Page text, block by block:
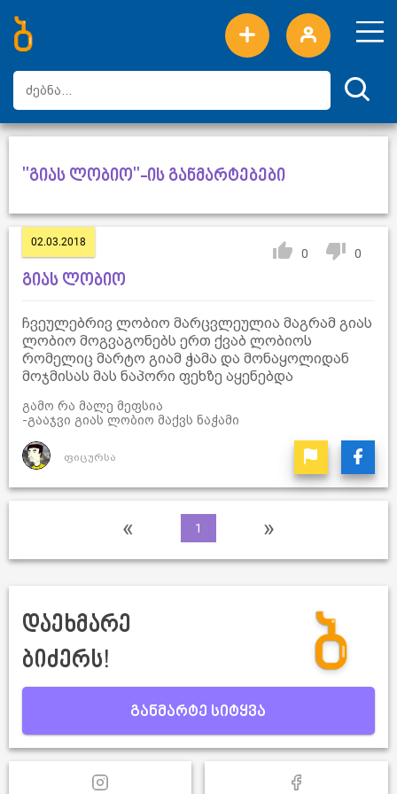
ახალი სიტყვები
ტოპ სიტყვები
დღის ტოპ სიტყვები
ტოპ მომხმარებლები
"გიას ლობიო"-ის განმარტებები
02.03.2018
0 0
გიას ლობიო
ჩვეულებრივ ლობიო მარცვლეულია მაგრამ გიას
ლობიო მოგვაგონებს ერთ ქვაბ ლობიოს
რომელიც მარტო გიამ ჭამა და მონაყოლიდან
მოჯმისას მას ნაპორი ფეხზე აყენებდა
გამო რა მალე მეფსია
-გააჯვი გიას ლობიო მაქვს ნაჭამი
ფიცურსა
« 1 »
დაეხმარე
ბიძერს!
განმარტე სიტყვა